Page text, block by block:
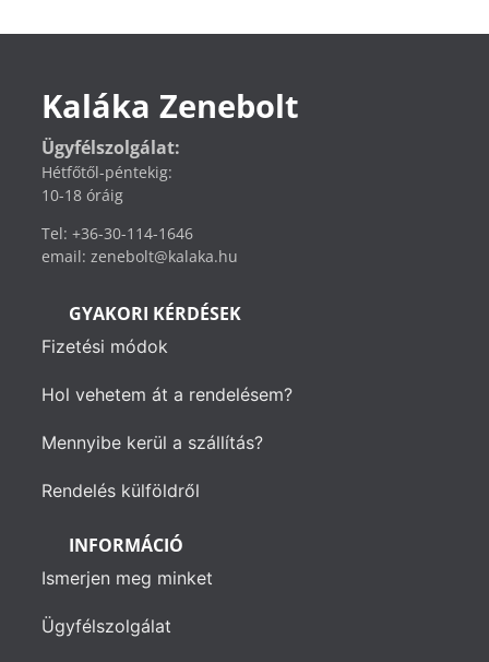
Kaláka Zenebolt
Ügyfélszolgálat:
Hétfőtől-péntekig:
10-18 óráig
Tel: +36-30-114-1646
email: zenebolt@kalaka.hu
GYAKORI KÉRDÉSEK
Fizetési módok
Hol vehetem át a rendelésem?
Mennyibe kerül a szállítás?
Rendelés külföldről
INFORMÁCIÓ
Ismerjen meg minket
Ügyfélszolgálat